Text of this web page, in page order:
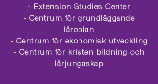
- Extension Studies Center
- Centrum för grundläggande
läroplan
- Centrum för ekonomisk utveckling
- Centrum för kristen bildning och
lärjungaskap